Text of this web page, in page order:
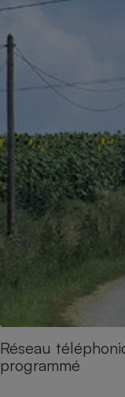
Réseau
programmé